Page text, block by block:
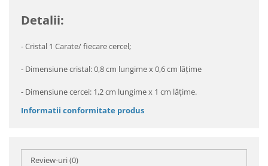
Detalii:
- Cristal 1 Carate/ fiecare cercel;
- Dimensiune cristal: 0,8 cm lungime x 0,6 cm lăţime
- Dimensiune cercei: 1,2 cm lungime x 1 cm lăţime.
Informatii conformitate produs
Review-uri(0)